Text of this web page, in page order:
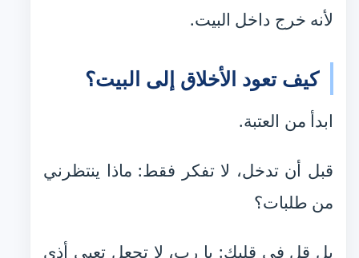
لأنه خرج داخل البيت.
كيف تعود الأخلاق إلى البيت؟
ابدأ من العتبة.
قبل أن تدخل، لا تفكر فقط: ماذا ينتظرني
من طلبات؟
بل قل في قلبك: يا رب، لا تجعل تعبي أذى